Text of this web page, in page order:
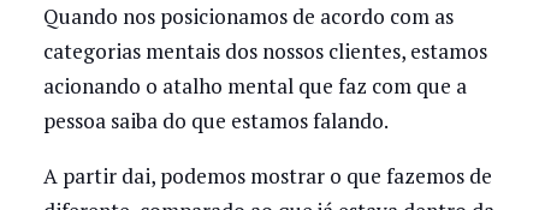
Quando nos posicionamos de acordo com as
categorias mentais dos nossos clientes, estamos
acionando o atalho mental que faz com que a
pessoa saiba do que estamos falando.
A partir dai, podemos mostrar o que fazemos de